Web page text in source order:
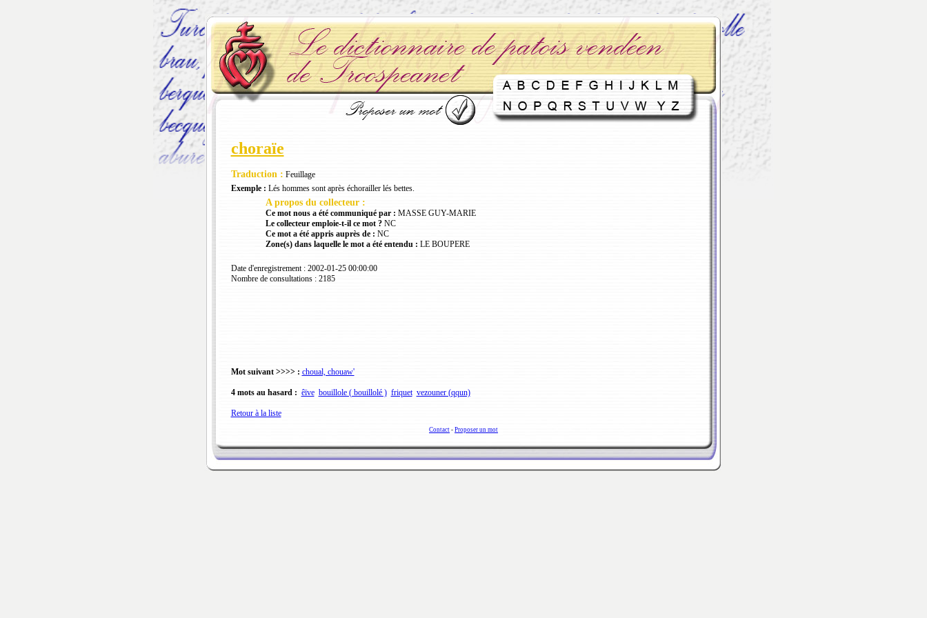
choraïe
Traduction : Feuillage
Exemple : Lés hommes sont après échorailler lés bettes.
A propos du collecteur :
Ce mot nous a été communiqué par : MASSE GUY-MARIE
Le collecteur emploie-t-il ce mot ?NC
Ce mot a été appris auprès de : NC
Zone(s) dans laquelle le mot a été entendu : LE BOUPERE
Date d'enregistrement : 2002-01-25 00:00:00
Nombre de consultations : 2185
Mot suivant >>>> : choual, chouaw'
4 mots au hasard : êïve bouillole ( bouillolé ) friquet vezouner (qqun)
Retour à la liste
Contact - Proposer un mot